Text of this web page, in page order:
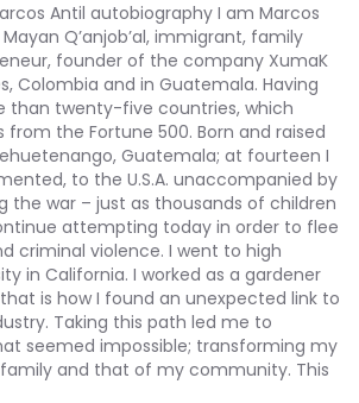
Antil autobiography I am Marcos
Q’anjob’al, immigrant, family
founder of the company XumaK
Colombia and in Guatemala. Having
than twenty-five countries, which
the Fortune 500. Born and raised
Guatemala; at fourteen I
to the U.S.A. unaccompanied by
the war – just as thousands of children
attempting today in order to flee
criminal violence. I went to high
in California. I worked as a gardener
is how I found an unexpected link to
Taking this path led me to
seemed impossible; transforming my
and that of my community. This